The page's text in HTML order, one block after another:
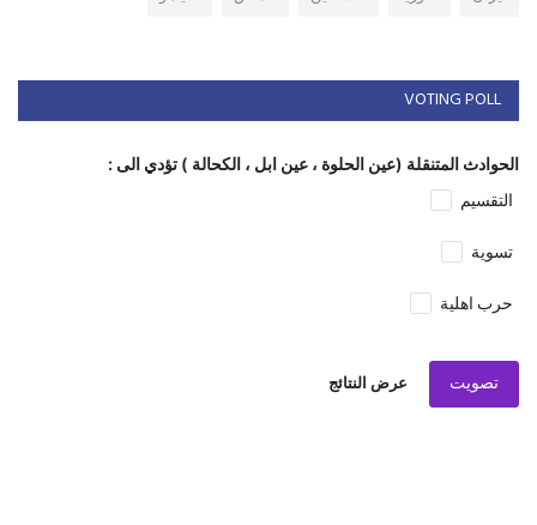
VOTING POLL
الحوادث المتنقلة (عين الحلوة ، عين ابل ، الكحالة ) تؤدي الى :
التقسيم
تسوية
حرب اهلية
تصويت عرض النتائج